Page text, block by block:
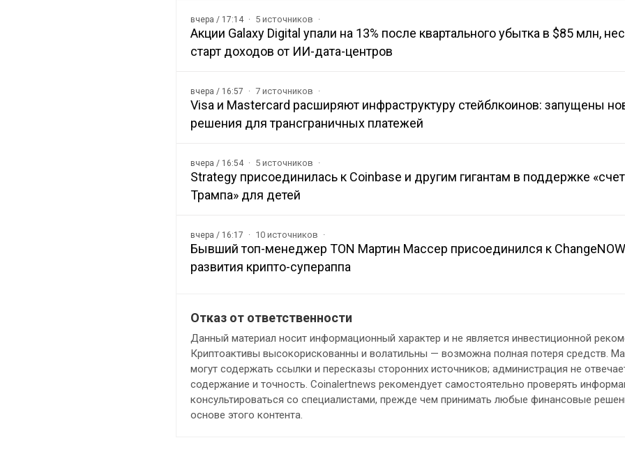
вчера / 17:14 5 источников
Акции Galaxy Digital упали на 13% после квартального убытка в $85 млн,
старт доходов от ИИ-дата-центров
вчера / 16:57 7 источников
Visa и Mastercard расширяют инфраструктуру стейблкоинов: запущены
решения для трансграничных платежей
вчера / 16:54 5 источников
Strategy присоединилась к Coinbase и другим гигантам в поддержке
Трампа» для детей
вчера / 16:17 10 источников
Бывший топ-менеджер TON Мартин Массер присоединился к
развития крипто-супераппа
Отказ от ответственности
Данный материал носит информационный характер и не является инвестиционной
Криптоактивы высокорискованны и волатильны — возможна полная потеря средств.
могут содержать ссылки и пересказы сторонних источников; администрация не
содержание и точность. Coinalertnews рекомендует самостоятельно проверять
консультироваться со специалистами, прежде чем принимать любые финансовые
основе этого контента.